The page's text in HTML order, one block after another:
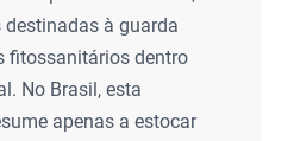
à guarda
fitossanitários dentro
No Brasil, esta
apenas a estocar